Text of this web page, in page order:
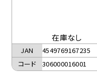
在庫なし
JAN
4549769167235
コード
306000016001